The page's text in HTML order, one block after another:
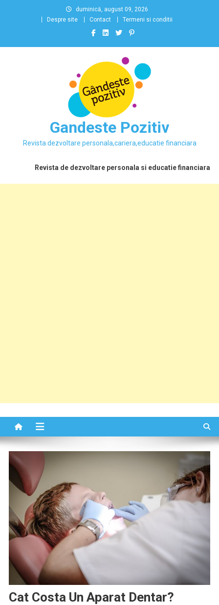
duminică, august 09, 2026
Despre site
Contact Termeni si conditii
Gandeste Pozitiv
Revista dezvoltare personala,cariera,educatie financiara
Revista de dezvoltare personala si educatie financiara
Cat Costa Un Aparat Dentar?